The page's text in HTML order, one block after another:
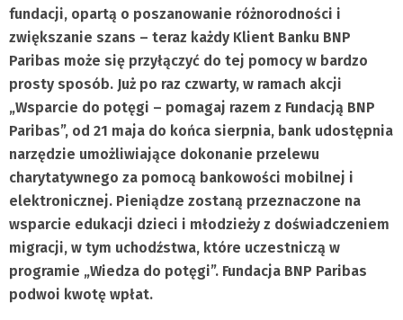
fundacji, opartą o poszanowanie różnorodności i
zwiększanie szans – teraz każdy Klient Banku BNP
Paribas może się przyłączyć do tej pomocy w bardzo
prosty sposób. Już po raz czwarty, w ramach akcji
„Wsparcie do potęgi – pomagaj razem z Fundacją BNP
Paribas”, od 21 maja do końca sierpnia, bank udostępnia
narzędzie umożliwiające dokonanie przelewu
charytatywnego za pomocą bankowości mobilnej i
elektronicznej. Pieniądze zostaną przeznaczone na
wsparcie edukacji dzieci i młodzieży z doświadczeniem
migracji, w tym uchodźstwa, które uczestniczą w
programie „Wiedza do potęgi”. Fundacja BNP Paribas
podwoi kwotę wpłat.